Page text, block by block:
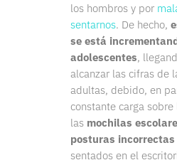
los hombros y por
sentarnos. De hecho,
se está
adolescentes,
alcanzar las cifras de
adultas, debido, en
constante carga
las mochilas
posturas incorrectas
sentados en el